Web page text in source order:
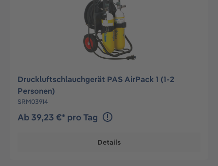
Druckluftschlauchgerät PAS AirPack 1 (1-2
Personen)
SRM03914
Ab 39,23 €* pro Tag
Details